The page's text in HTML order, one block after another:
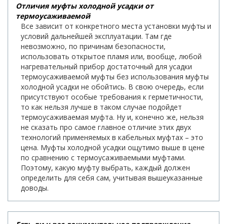
Отличия муфты холодной усадки от
термоусаживаемой
Все зависит от конкретного места установки муфты и
условий дальнейшей эксплуатации. Там где
невозможно, по причинам безопасности,
использовать открытое пламя или, вообще, любой
нагревательный прибор достаточный для усадки
термоусаживаемой муфты без использования муфты
холодной усадки не обойтись. В свою очередь, если
присутствуют особые требования к герметичности,
то как нельзя лучше в таком случае подойдет
термоусаживаемая муфта. Ну и, конечно же, нельзя
не сказать про самое главное отличие этих двух
технологий применяемых в кабельных муфтах – это
цена. Муфты холодной усадки ощутимо выше в цене
по сравнению с термоусаживаемыми муфтами.
Поэтому, какую муфту выбрать, каждый должен
определить для себя сам, учитывая вышеуказанные
доводы.